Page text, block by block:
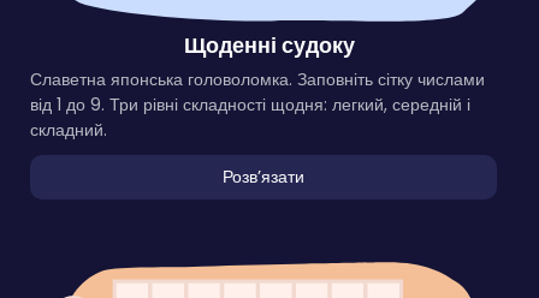
Щоденні судоку
Славетна японська головоломка. Заповніть сітку числами
від 1 до 9. Три рівні складності щодня: легкий, середній і
складний.
Розвʼязати